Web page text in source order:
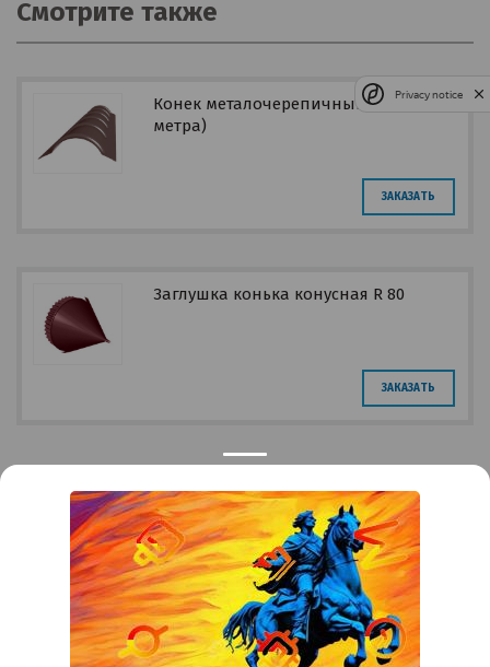
Смотрите также
Конек металочерепичный R 110 (2
метра)
ЗАКАЗАТЬ
Заглушка конька конусная R 80
ЗАКАЗАТЬ
Контакты
Краснодар Тимашевск Темрюк
+7 (861) 298-41-90 +7 (861) 298-41-90
Российская, дом 269/10А
Privacy notice